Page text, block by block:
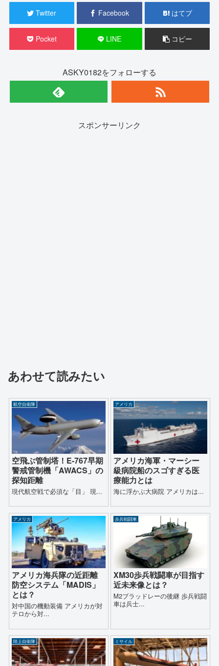
Twitter Facebook はてブ
Pocket LINE コピー
ASKY0182をフォローする
スポンサーリンク
あわせて読みたい
航空自衛隊
空飛ぶ管制塔！E-767早期
警戒管制機「AWACS」の
探知距離
現代航空戦で必須な「目」 現...
アメリカ
アメリカ海軍・マーシー
級病院船のスゴすぎる医
療能力とは
海に浮かぶ大病院 アメリカは...
アメリカ
アメリカ海兵隊の近距離
防空システム「MADIS」
とは？
対中国の機動装備 アメリカが対
テロから対...
歩兵戦闘車
XM30歩兵戦闘車が目指す
近未来像とは？
M2ブラッドレーの後継 歩兵戦闘
車は兵士...
陸上自衛隊 ミサイル